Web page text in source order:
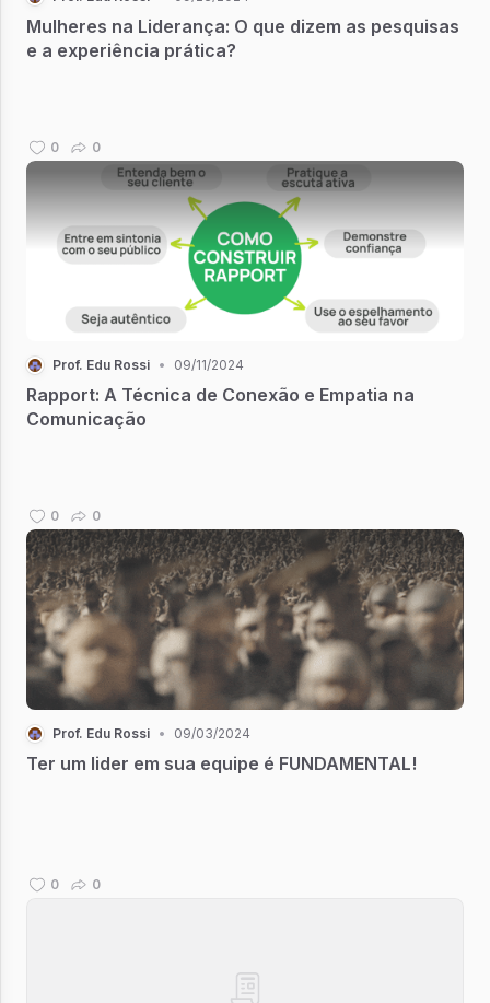
Mulheres na Liderança: O que dizem as pesquisas
e a experiência prática?
0 0
Prof. Edu Rossi • 09/11/2024
Rapport: A Técnica de Conexão e Empatia na
Comunicação
0 0
Prof. Edu Rossi • 09/03/2024
Ter um lider em sua equipe é FUNDAMENTAL!
0 0